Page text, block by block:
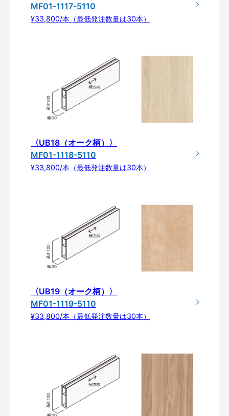
MF01-1117-5110
¥33,800/本（最低発注数量は30本）
〈UB18（オーク柄）〉
MF01-1118-5110
¥33,800/本（最低発注数量は30本）
〈UB19（オーク柄）〉
MF01-1119-5110
¥33,800/本（最低発注数量は30本）